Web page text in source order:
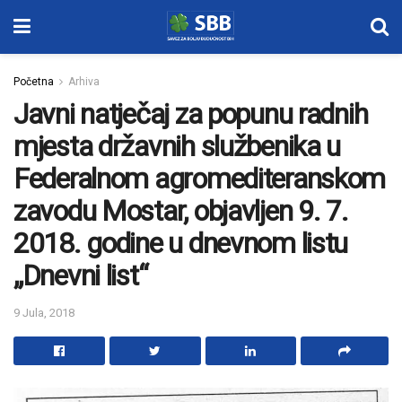
Početna Arhiva
Javni natječaj za popunu radnih
mjesta državnih službenika u
Federalnom agromediteranskom
zavodu Mostar, objavljen 9. 7.
2018. godine u dnevnom listu
„Dnevni list“
9 Jula, 2018